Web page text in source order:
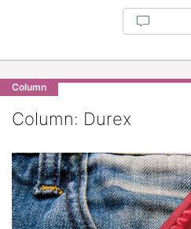
Column
Column: Durex